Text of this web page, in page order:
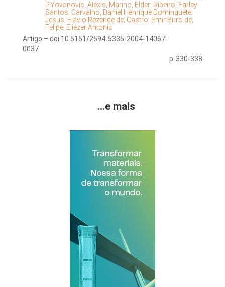
P.Yovanovic, Alexis; Marino, Elder; Ribeiro, Farley
Santos; Carvalho, Daniel Henrique Dominguete;
Jesus, Flávio Rezende de; Castro, Emir Birro de;
Felipe, Eliézer Antonio
Artigo – doi 10.5151/2594-5335-2004-14067-
0037
p-330-338
...e mais